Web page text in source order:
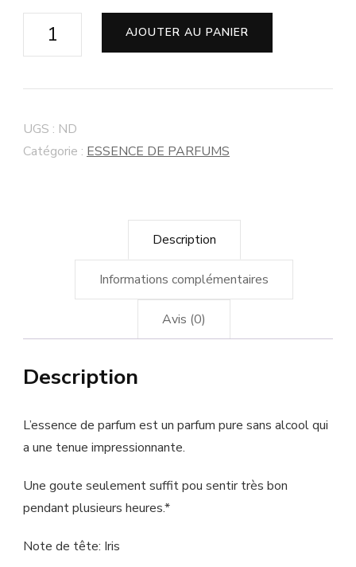
AJOUTER AU PANIER
UGS : ND
Catégorie : ESSENCE DE PARFUMS
Description
Informations complémentaires
Avis (0)
Description
L’essence de parfum est un parfum pure sans alcool qui
a une tenue impressionnante.
Une goute seulement suffit pou sentir très bon
pendant plusieurs heures.*
Note de tête: Iris